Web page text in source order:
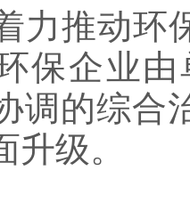
力推动环
保企业
调的综合
级。